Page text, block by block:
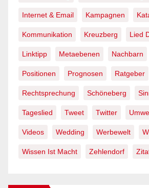
Internet & Email Kampagnen
Kommunikation Kreuzberg Lied
Linktipp Metaebenen Nachbarn
Positionen Prognosen Ratgeber
Rechtsprechung Schöneberg
Tageslied Tweet Twitter
Videos Wedding Werbewelt
Wissen Ist Macht Zehlendorf